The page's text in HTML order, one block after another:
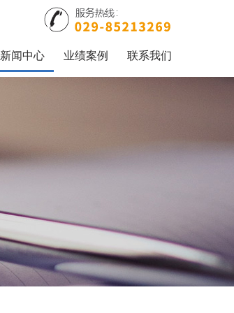
新闻中心 业绩案例 联系我们